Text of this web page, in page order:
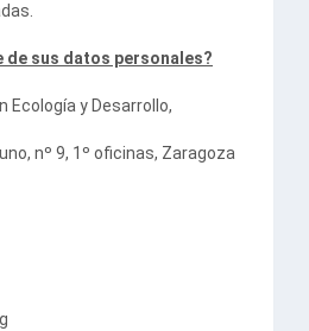
de sus datos personales?
Ecología y Desarrollo,
nº 9, 1º oficinas, Zaragoza